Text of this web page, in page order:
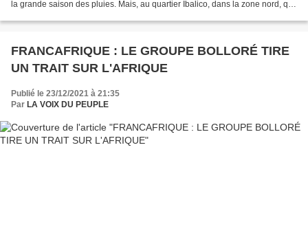
la grande saison des pluies. Mais, au quartier Ibalico, dans la zone nord, qui
FRANCAFRIQUE : LE GROUPE BOLLORÉ TIRE
UN TRAIT SUR L'AFRIQUE
Publié le 23/12/2021 à 21:35
Par LA VOIX DU PEUPLE